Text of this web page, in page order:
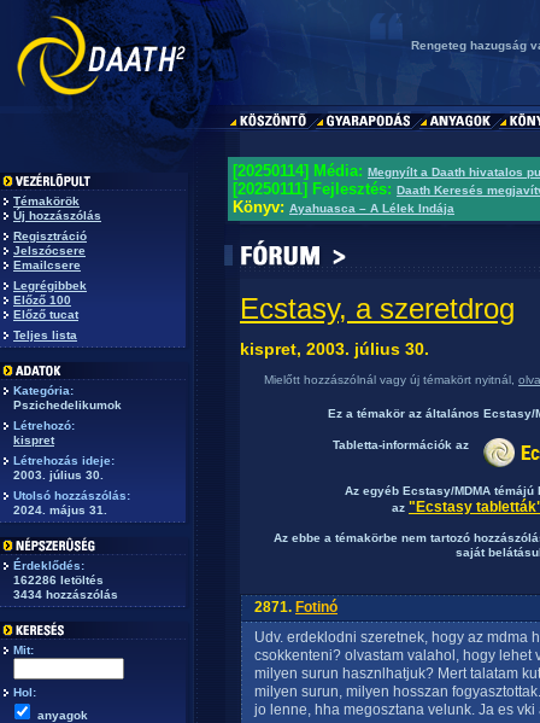
Rengeteg hazugság
Témakörök
Új hozzászólás
Regisztráció
Jelszócsere
Emailcsere
Legrégibbek
Előző 100
Előző tucat
Teljes lista
Kategória:
Pszichedelikumok
Létrehozó:
kispret
Létrehozás ideje:
2003. július 30.
Utolsó hozzászólás:
2024. május 31.
Érdeklődés:
162286 letöltés
3434 hozzászólás
Mit:
Hol:
anyagok
[20250114] Média: Megnyílt a Daath hivatalos
[20250111] Fejlesztés: Daath Keresés
Könyv: Ayahuasca – A Lélek Indája
Ecstasy, a szeretdrog
kispret, 2003. július 30.
Mielőtt hozzászólnál vagy új témakört nyitnál,
Ez a témakör az általános Ecstasy/
Tabletta-információk az
Az egyéb Ecstasy/MDMA
az "Ecstasy
Az ebbe a témakörbe nem tartozó
saját
2871. Fotinó
Udv. erdeklodni szeretnek, hogy az mdma
csokkenteni? olvastam valahol, hogy
milyen surun hasznlhatjuk? Mert talatam
milyen surun, milyen hosszan
jo lenne, hha megosztana velunk. Ja es